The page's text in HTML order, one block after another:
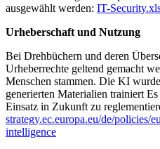
ausgewählt werden: IT-
Urheberschaft und Nutzung
Bei Drehbüchern und deren
Urheberrechte geltend gemacht
Menschen stammen. Die KI
generierten Materialien trainiert
Einsatz in Zukunft zu
strategy.ec.europa.eu/de/policies/
intelligence